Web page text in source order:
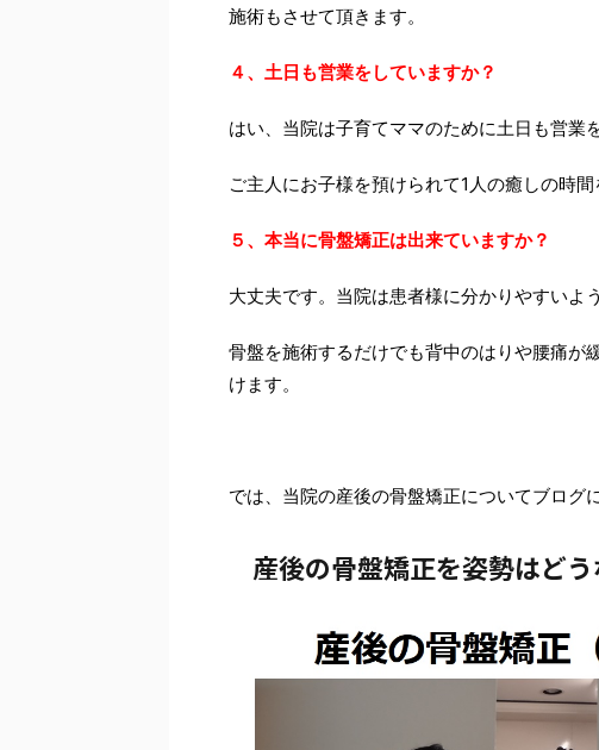
施術もさせて頂きます。
４、土日も営業をしていますか？
はい、当院は子育てママのために土日も営業
ご主人にお子様を預けられて1人の癒しの時
５、本当に骨盤矯正は出来ていますか？
大丈夫です。当院は患者様に分かりやすいよ
骨盤を施術するだけでも背中のはりや腰痛が
けます。
では、当院の産後の骨盤矯正についてブログ
産後の骨盤矯正を姿勢はどう